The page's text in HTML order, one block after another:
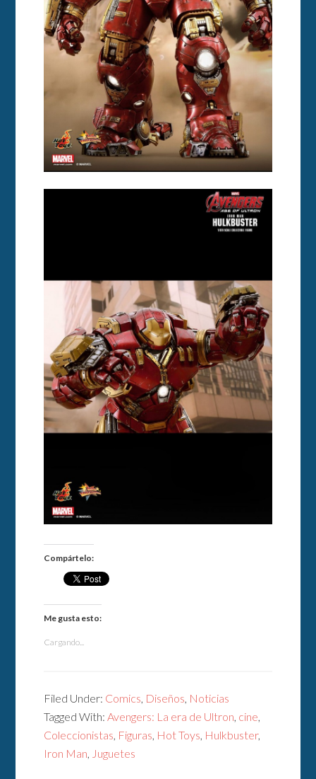
Compártelo:
Me gusta esto:
Cargando...
Filed Under: Comics, Diseños, Noticias
Tagged With:Avengers: La era de Ultron, cine,
Coleccionistas, Figuras, Hot Toys, Hulkbuster,
Iron Man, Juguetes